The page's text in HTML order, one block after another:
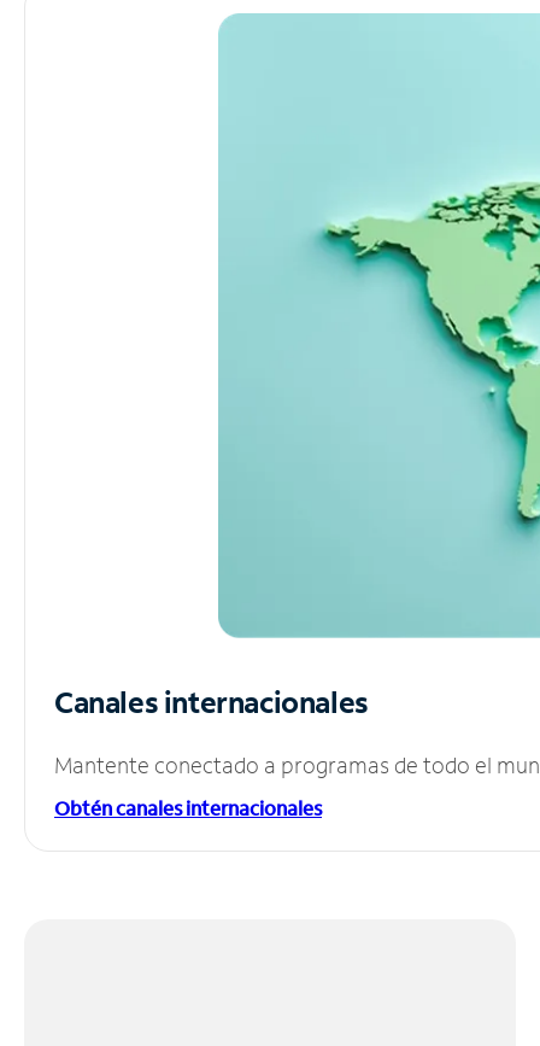
Canales internacionales
Mantente conectado a programas de todo el
Obtén canales internacionales